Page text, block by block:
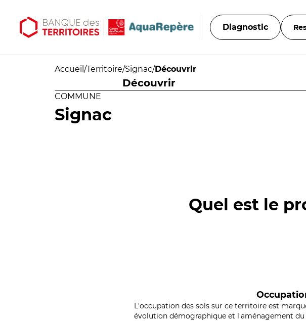
Diagnostic
Accueil /Territoire/Signac/Découvrir
Découvrir
COMMUNE
Signac
Quel est le
L'occupation des sols sur ce territoire est
évolution démographique et l'aménagement